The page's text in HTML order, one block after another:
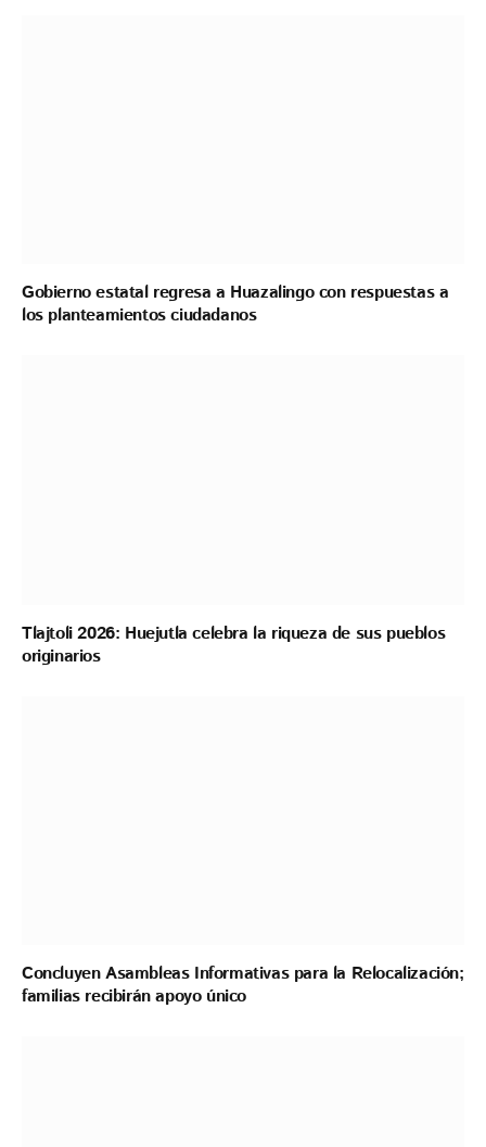
Gobierno estatal regresa a Huazalingo con respuestas a
los planteamientos ciudadanos
Tlajtoli 2026: Huejutla celebra la riqueza de sus pueblos
originarios
Concluyen Asambleas Informativas para la Relocalización;
familias recibirán apoyo único